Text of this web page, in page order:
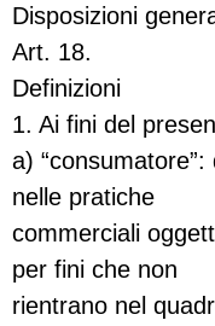
Disposizioni
Art. 18.
Definizioni
1. Ai fini del
a)
nelle pratiche
commerciali
per fini che non
rientrano nel